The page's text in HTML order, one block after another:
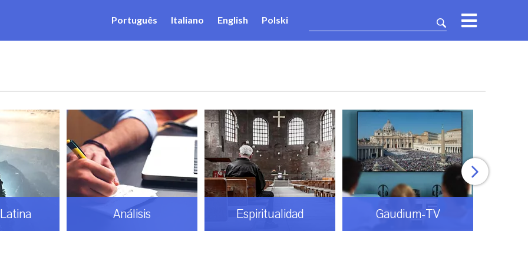
Português Italiano English Polski
Análisis Espiritualidad Gaudium-TV